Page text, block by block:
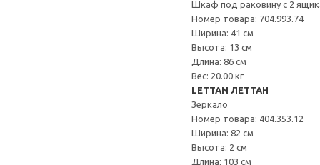
Шкаф под раковину с 2
Номер товара: 704.993.74
Ширина: 41 см
Высота: 13 см
Длина: 86 см
Вес: 20.00 кг
LETTAN ЛЕТТАН
Зеркало
Номер товара: 404.353.12
Ширина: 82 см
Высота: 2 см
Длина: 103 см